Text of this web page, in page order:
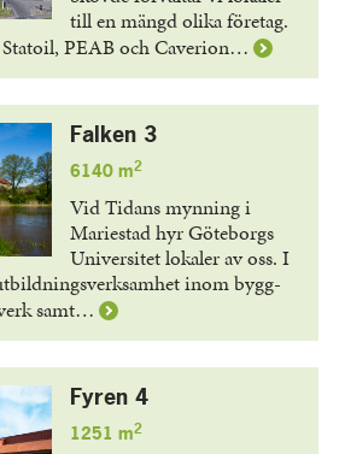
till en mängd olika företag.
PEAB och Caverion… Läs
Falken 3
6140 m2
Vid Tidans mynning i
Mariestad hyr Göteborgs
Universitet lokaler av oss. I
inom bygg-
samt… Läs
Falken
3
Fyren 4
1251 m2